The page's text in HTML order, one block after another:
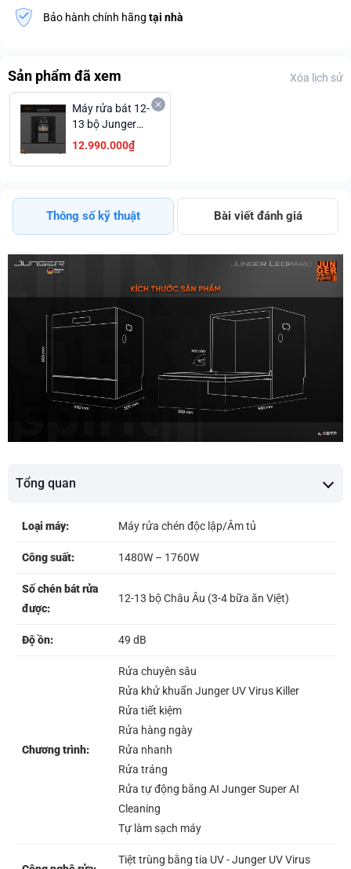
Bảo hành chính hãng tại nhà
Sản phẩm đã xem Xóa lịch sử
Máy rửa bát 12-
13 bộ Junger
Leopard DWJ-
12.990.000₫
Thông số kỹ thuật Bài viết đánh giá
Tổng quan
Loại máy: Máy rửa chén độc lập/Âm tủ
Công suất: 1480W – 1760W
Số chén bát rửa
được:
12-13 bộ Châu Âu (3-4 bữa ăn Việt)
Độ ồn: 49 dB
Chương trình:
Rửa chuyên sâu
Rửa khử khuẩn Junger UV Virus Killer
Rửa tiết kiệm
Rửa hàng ngày
Rửa nhanh
Rửa tráng
Rửa tự động bằng AI Junger Super AI
Cleaning
Tự làm sạch máy
Tiệt trùng bằng tia UV - Junger UV Virus